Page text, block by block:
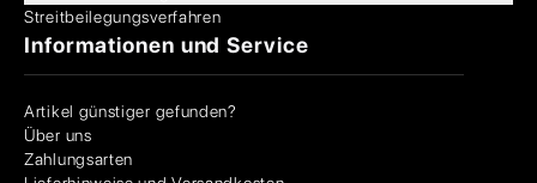
Streitbeilegungsverfahren
Informationen und Service
Artikel günstiger gefunden?
Über uns
Zahlungsarten